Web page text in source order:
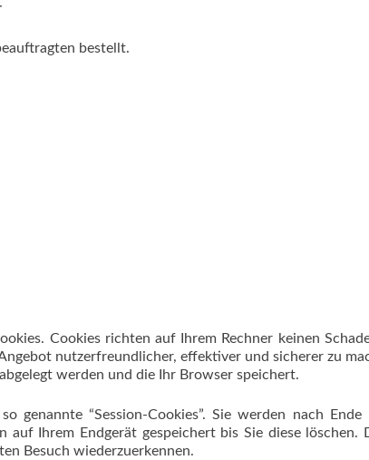
bestellt.
Cookies richten auf Ihrem Rechner keinen
nutzerfreundlicher, effektiver und sicherer zu
werden und die Ihr Browser speichert.
genannte “Session-Cookies”. Sie werden nach Ende
auf Ihrem Endgerät gespeichert bis Sie diese löschen.
Besuch wiederzuerkennen.